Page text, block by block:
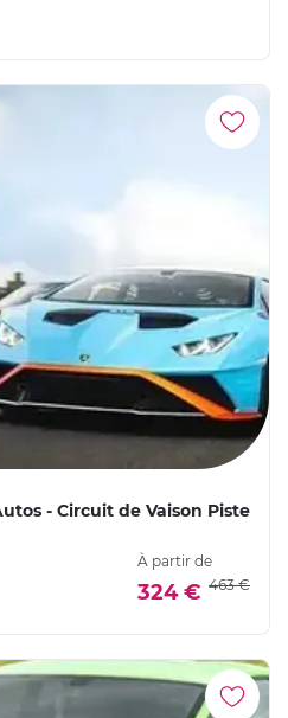
- Circuit de Vaison Piste
À partir de
324 € 463 €